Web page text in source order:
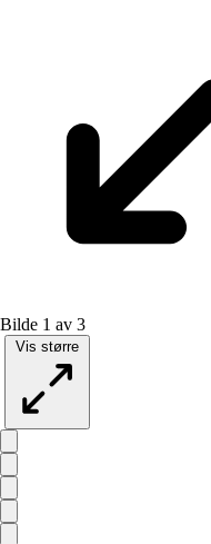
Bilde 1 av 3
Vis større